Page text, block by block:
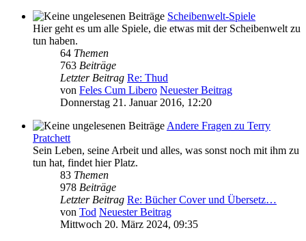
Scheibenwelt-Spiele
Hier geht es um alle Spiele, die etwas mit der Scheibenwelt zu
tun haben.
64 Themen
763 Beiträge
Letzter Beitrag Re: Thud
von Feles Cum Libero Neuester Beitrag
Donnerstag 21. Januar 2016, 12:20
Andere Fragen zu Terry
Pratchett
Sein Leben, seine Arbeit und alles, was sonst noch mit ihm zu
tun hat, findet hier Platz.
83 Themen
978 Beiträge
Letzter Beitrag Re: Bücher Cover und Übersetz…
von Tod Neuester Beitrag
Mittwoch 20. März 2024, 09:35